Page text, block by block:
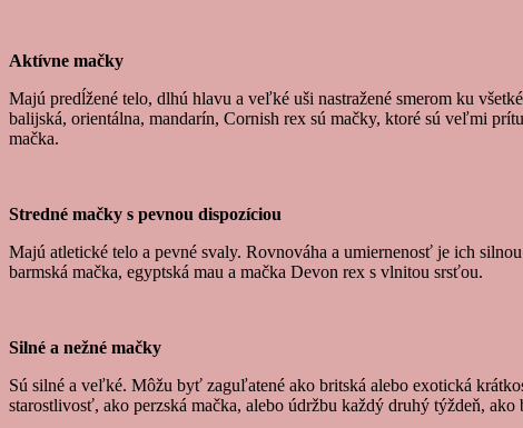
Aktívne mačky
Majú predĺžené telo, dlhú hlavu a veľké uši nastražené smerom ku
balijská, orientálna, mandarín, Cornish rex sú mačky, ktoré sú veľmi
mačka.
Stredné mačky s pevnou dispozíciou
Majú atletické telo a pevné svaly. Rovnováha a umiernenosť je ich
barmská mačka, egyptská mau a mačka Devon rex s vlnitou srsťou.
Silné a nežné mačky
Sú silné a veľké. Môžu byť zaguľatené ako britská alebo exotická
starostlivosť, ako perzská mačka, alebo údržbu každý druhý týždeň,